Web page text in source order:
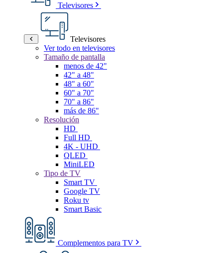
Televisores
Televisores
Ver todo en televisores
Tamaño de pantalla
menos de 42"
42" a 48"
48" a 60"
60" a 70"
70" a 86"
más de 86"
Resolución
HD
Full HD
4K - UHD
QLED
MiniLED
Tipo de TV
Smart TV
Google TV
Roku tv
Smart Basic
Complementos para TV